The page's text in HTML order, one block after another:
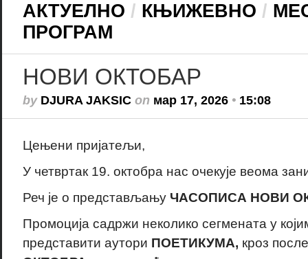
АКТУЕЛНО / КЊИЖЕВНО /
ПРОГРАМ
НОВИ ОКТОБАР
by DJURA JAKSICon мар 17, 2026• 15:08
Цењени пријатељи,
У четвртак 19. октобра нас очекује веома
Реч је о представљању ЧАСОПИСА НОВИ
Промоција садржи неколико сегмената у
представити аутори ПОЕТИКУМА, кроз